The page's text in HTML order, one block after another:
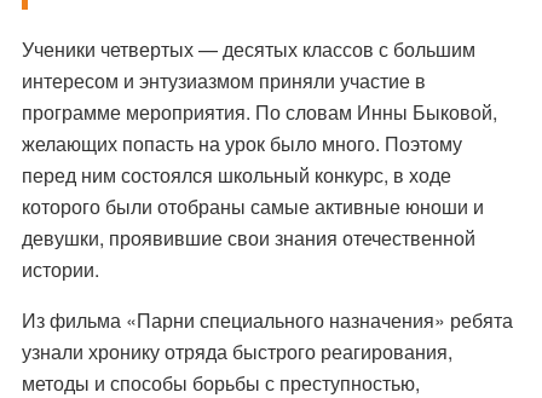
Ученики четвертых — десятых классов с большим
интересом и энтузиазмом приняли участие в
программе мероприятия. По словам Инны Быковой,
желающих попасть на урок было много. Поэтому
перед ним состоялся школьный конкурс, в ходе
которого были отобраны самые активные юноши и
девушки, проявившие свои знания отечественной
истории.
Из фильма «Парни специального назначения» ребята
узнали хронику отряда быстрого реагирования,
методы и способы борьбы с преступностью,